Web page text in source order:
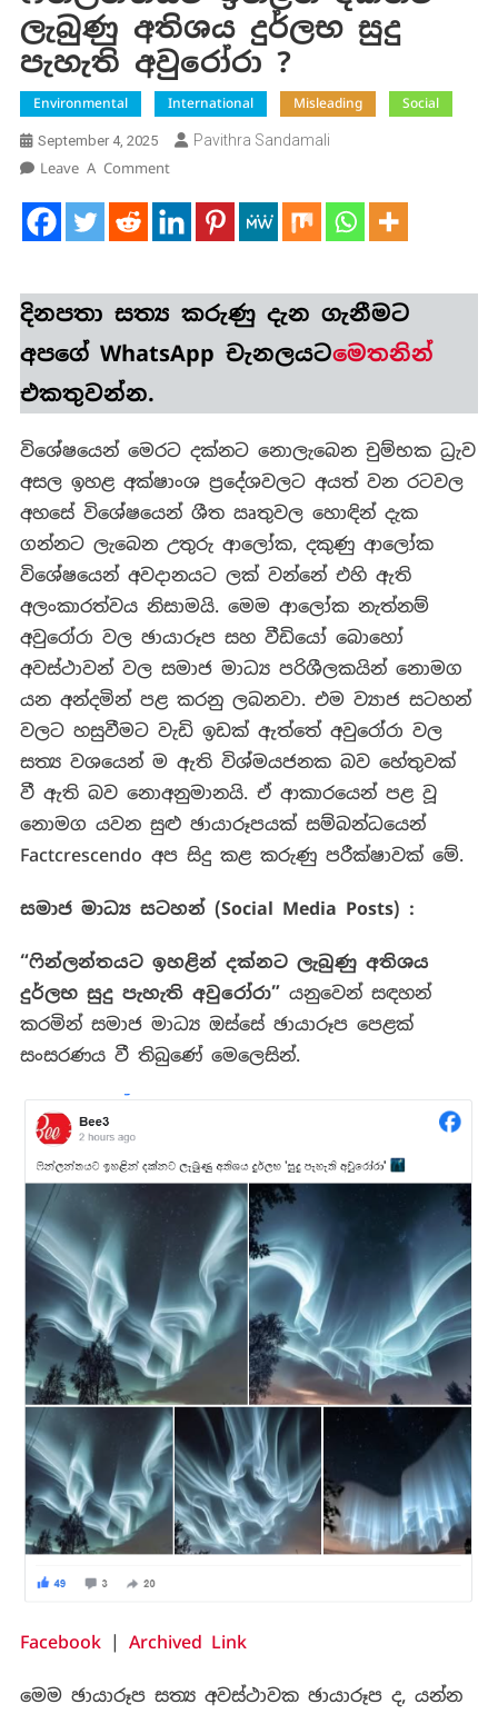
ලැබුණු අතිශය දුර්ලභ සුදු
පැහැති අවුරෝරා ?
Environmental International Misleading Social
September 4, 2025 Pavithra Sandamali
Leave A CommentOn
ඉහළින්
දක්නට
අතිශය
දුර්ලභ
සුදු
පැහැති
දිනපතා සත්‍ය කරුණුදැන ගැනීමට
අපගේ WhatsApp චැනලයටමෙතනින්
එකතුවන්න.
විශේෂයෙන් මෙරට දක්නට නොලැබෙන චුම්භක ධ්‍රැව
අසල ඉහළ අක්ෂාංශ ප්‍රදේශවලට අයත් වන රටවල
අහසේ විශේෂයෙන් ශීත ඍතුවල හොඳින් දැක
ගන්නට ලැබෙන උතුරු ආලෝක, දකුණු ආලෝක
විශේෂයෙන් අවදානයට ලක් වන්නේ එහි ඇති
අලංකාරත්වය නිසාමයි. මෙම ආලෝක නැත්නම්
අවුරෝරා වල ඡායාරූප සහ වීඩියෝ බොහෝ
අවස්ථාවන් වල සමාජ මාධ්‍ය පරිශීලකයින් නොමග
යන අන්දමින් පළ කරනු ලබනවා. එම ව්‍යාජ සටහන්
වලට හසුවීමට වැඩි ඉඩක් ඇත්තේ අවුරෝරා වල
සත්‍ය වශයෙන් ම ඇති විශ්මයජනක බව හේතුවක්
වී ඇති බව නොඅනුමානයි. ඒ ආකාරයෙන් පළ වූ
නොමග යවන සුළු ඡායාරූපයක් සම්බන්ධයෙන්
Factcrescendo අප සිදු කළ කරුණු පරීක්ෂාවක් මේ.
සමාජ මාධ්‍ය සටහන් (Social Media Posts) :
“ෆින්ලන්තයට ඉහළින් දක්නට ලැබුණු අතිශය
දුර්ලභ සුදු පැහැති අවුරෝරා”යනුවෙන් සඳහන්
කරමින් සමාජ මාධ්‍ය ඔස්සේ ඡායාරූප පෙළක්
සංසරණය වී තිබුණේ මෙලෙසින්.
Facebook| Archived Link
මෙම ඡායාරූප සත්‍ය අවස්ථාවක ඡායාරූප ද, යන්න